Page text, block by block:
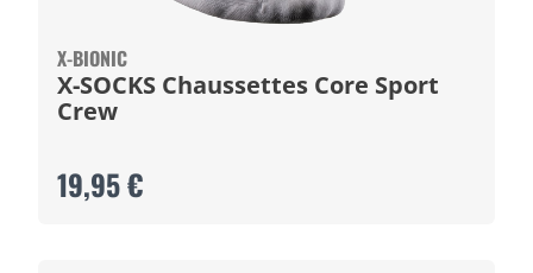
X-BIONIC
X-SOCKS Chaussettes Core Sport
Crew
19,95 €